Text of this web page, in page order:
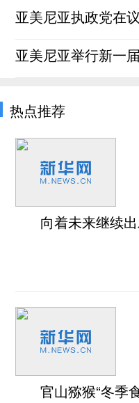
亚美尼亚执政党在
亚美尼亚举行新一
热点推荐
向着未来继续
官山猕猴“冬季